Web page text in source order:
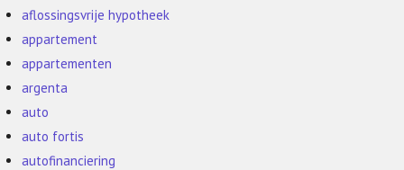
aflossingsvrije hypotheek
appartement
appartementen
argenta
auto
auto fortis
autofinanciering